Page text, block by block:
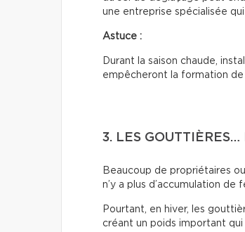
une entreprise spécialisée
Astuce :
Durant la saison chaude,
empêcheront la formation
3. LES
Beaucoup de propriétaires
n’y a plus d’accumulation de
Pourtant, en hiver, les
créant un poids important